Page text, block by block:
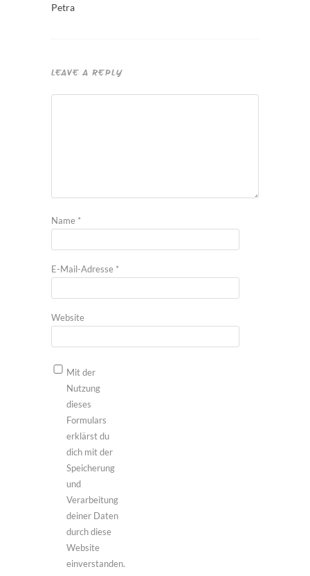
Petra
LEAVE A REPLY
Name *
E-Mail-Adresse *
Website
Mit der
Nutzung
dieses
Formulars
erklärst du
dich mit der
Speicherung
und
Verarbeitung
deiner Daten
durch diese
Website
einverstanden.